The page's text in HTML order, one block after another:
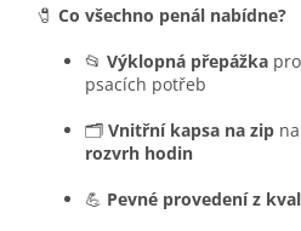
🧷 Co všechno penál nabídne?
📂 Výklopná přepážka
psacích potřeb
🗂️ Vnitřní kapsa na zip
rozvrh hodin
💪 Pevné provedení z